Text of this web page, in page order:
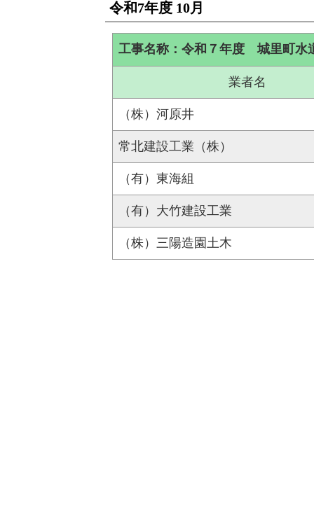
令和7年度 10月
工事名称：令和７年度 城里町水
業者名
（株）河原井
常北建設工業（株）
（有）東海組
（有）大竹建設工業
（株）三陽造園土木